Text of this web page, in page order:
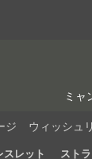
ジ ウィッシュ
ミャ
スレット スト